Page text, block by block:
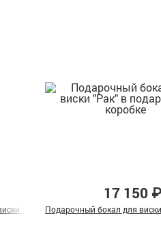
"Рак" в деревянной коробке
17 150 ₽
Подарочный бокал для